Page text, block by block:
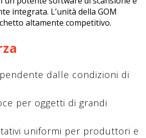
integrata. L’unità della GOM
altamente competitivo.
dalle condizioni di
per oggetti di grandi
uniformi per produttori e